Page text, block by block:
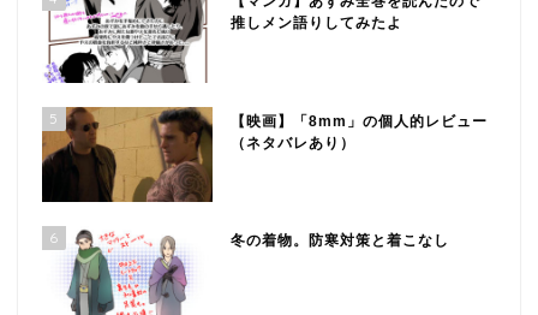
推しメン語りしてみたよ
5
【映画】「8mm」の個人的レビュー
（ネタバレあり）
6 冬の着物。防寒対策と着こなし